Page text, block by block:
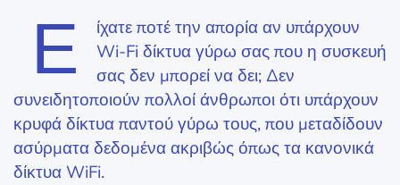
Ε
ίχατε ποτέ την απορία αν υπάρχουν
Wi-Fi δίκτυα γύρω σας που η συσκευή
σας δεν μπορεί να δει; Δεν
συνειδητοποιούν πολλοί άνθρωποι ότι υπάρχουν
κρυφά δίκτυα παντού γύρω τους, που μεταδίδουν
ασύρματα δεδομένα ακριβώς όπως τα κανονικά
δίκτυα WiFi.